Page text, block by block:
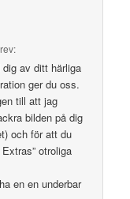
av ditt härliga
ger du oss.
till att jag
bilden på dig
och för att du
otroliga
en en underbar